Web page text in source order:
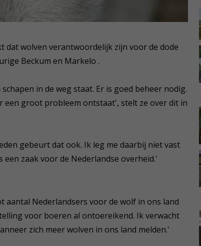
dat wolven verantwoordelijk zijn voor de dode
Beckum en Markelo .
in de weg staat. Er is goed beheer nodig.
een groot probleem ontstaat', stelt ze over dit in
gebeurt dat ook. Ik leg me daarbij niet vast
zaak voor de Nederlandse overheid.'
Nederlandsers voor de wolf in ons land
voor boeren al ontoereikend. Ik verwacht
zich meer wolven in ons land melden.'